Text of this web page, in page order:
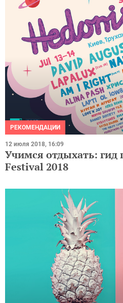
РЕКОМЕНДАЦИИ
12 июля 2018, 16:09
Учимся отдыхать: гид
Festival 2018